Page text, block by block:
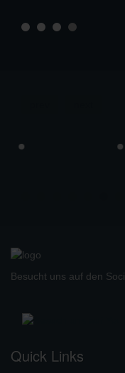
Besucht uns auf den
Quick Links